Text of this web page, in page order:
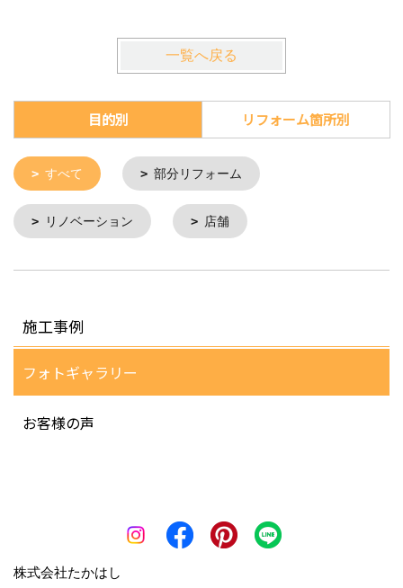
一覧へ戻る
目的別 リフォーム箇所別
すべて 部分リフォーム
リノベーション 店舗
施工事例
フォトギャラリー
お客様の声
株式会社たかはし